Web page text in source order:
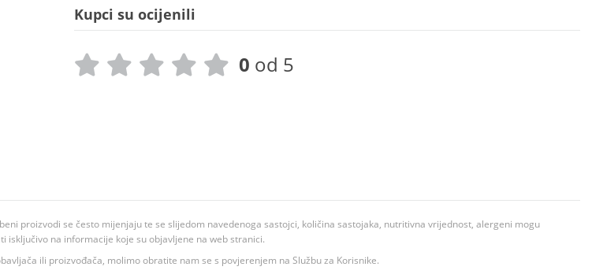
Kupci su ocijenili
0 od 5
proizvodi se često mijenjaju te se slijedom navedenoga sastojci, količina sastojaka, nutritivna vrijednost, alergeni mogu
na informacije koje su objavljene na web stranici.
ili proizvođača, molimo obratite nam se s povjerenjem na Službu za Korisnike.